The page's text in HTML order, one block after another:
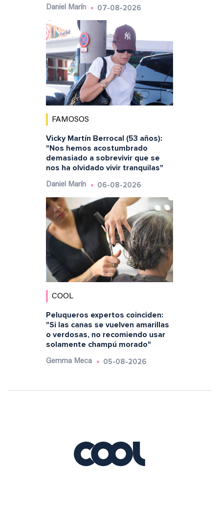
Daniel Marín 07-08-2026
FAMOSOS
Vicky Martín Berrocal (53 años):
"Nos hemos acostumbrado
demasiado a sobrevivir que se
nos ha olvidado vivir tranquilas"
Daniel Marín 06-08-2026
COOL
Peluqueros expertos coinciden:
"Si las canas se vuelven amarillas
o verdosas, no recomiendo usar
solamente champú morado"
Gemma Meca 05-08-2026